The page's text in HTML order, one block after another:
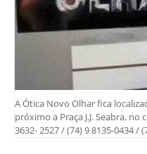
A Ótica Novo Olhar fica
próximo a Praça J.J. Seabra,
3632- 2527 / (74) 9 8135-0434 /